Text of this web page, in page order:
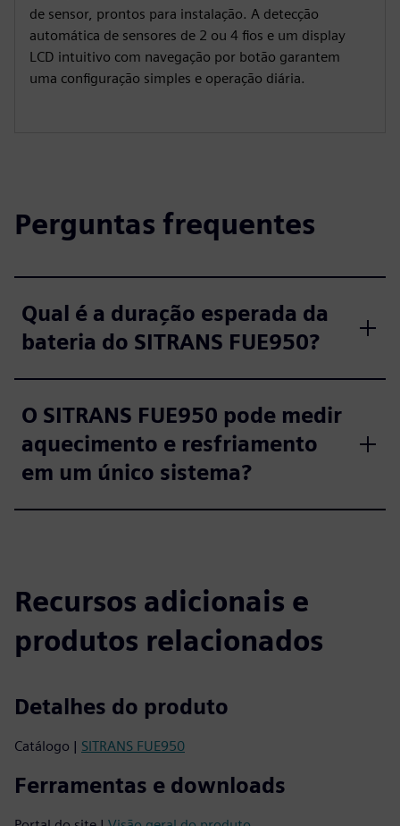
de sensor, prontos para instalação. A detecção
automática de sensores de 2 ou 4 fios e um display
LCD intuitivo com navegação por botão garantem
uma configuração simples e operação diária.
Perguntas frequentes
Qual é a duração esperada da
bateria do SITRANS FUE950?
O SITRANS FUE950 pode medir
aquecimento e resfriamento
em um único sistema?
Recursos adicionais e
produtos relacionados
Detalhes do produto
Catálogo | SITRANS FUE950
Ferramentas e downloads